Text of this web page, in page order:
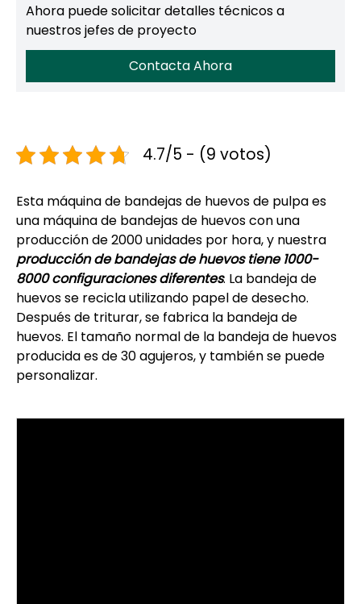
Ahora puede solicitar detalles técnicos a
nuestros jefes de proyecto
Contacta Ahora
4.7/5 - (9 votos)
Esta máquina de bandejas de huevos de pulpa es
una máquina de bandejas de huevos con una
producción de 2000 unidades por hora, y nuestra
producción de bandejas de huevos tiene 1000-
8000 configuraciones diferentes. La bandeja de
huevos se recicla utilizando papel de desecho.
Después de triturar, se fabrica la bandeja de
huevos. El tamaño normal de la bandeja de huevos
producida es de 30 agujeros, y también se puede
personalizar.